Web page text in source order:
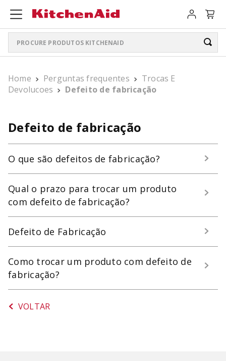
Procure produtos KitchenAid
1º ARTISAN PLUS
3º BATEDEIRA
6º K400
8º SORVETEIRA
10º MIXER
Home Perguntas frequentes
Trocas E
Devolucoes
Defeito de fabricação
Defeito de fabricação
O que são defeitos de fabricação?
Qual o prazo para trocar um produto
com defeito de fabricação?
Defeito de Fabricação
Como trocar um produto com defeito de
fabricação?
VOLTAR